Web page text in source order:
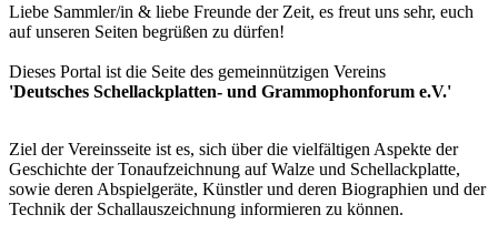
Liebe Sammler/in & liebe Freunde der Zeit, es freut uns sehr, euch
auf unseren Seiten begrüßen zu dürfen!
Dieses Portal ist die Seite des gemeinnützigen Vereins
'Deutsches Schellackplatten- und Grammophonforum e.V.'
Ziel der Vereinsseite ist es, sich über die vielfältigen Aspekte der
Geschichte der Tonaufzeichnung auf Walze und Schellackplatte,
sowie deren Abspielgeräte, Künstler und deren Biographien und der
Technik der Schallauszeichnung informieren zu können.